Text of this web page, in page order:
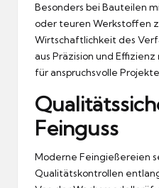
Besonders bei Bauteilen
oder teuren Werkstoffen
Wirtschaftlichkeit des
aus Präzision und
für anspruchsvolle
Feinguss
Moderne Feingießereien
Qualitätskontrollen